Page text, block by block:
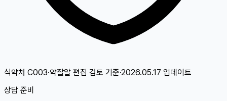
식약처 C003·약잘알 편집 검토 기준·2026.05.17 업데이트
상담 준비